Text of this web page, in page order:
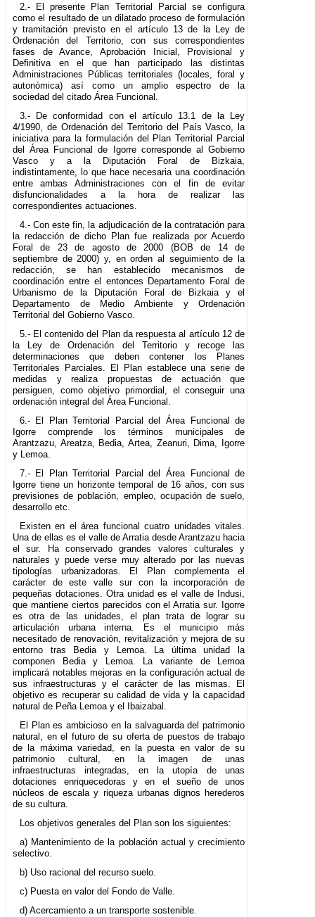
2.- El presente Plan Territorial Parcial se configura
como el resultado de un dilatado proceso de formulación
y tramitación previsto en el artículo 13 de la Ley de
Ordenación del Territorio, con sus correspondientes
fases de Avance, Aprobación Inicial, Provisional y
Definitiva en el que han participado las distintas
Administraciones Públicas territoriales (locales, foral y
autonómica) así como un amplio espectro de la
sociedad del citado Área Funcional.
3.- De conformidad con el artículo 13.1 de la Ley
4/1990, de Ordenación del Territorio del País Vasco, la
iniciativa para la formulación del Plan Territorial Parcial
del Área Funcional de Igorre corresponde al Gobierno
Vasco y a la Diputación Foral de Bizkaia,
indistintamente, lo que hace necesaria una coordinación
entre ambas Administraciones con el fin de evitar
disfuncionalidades a la hora de realizar las
correspondientes actuaciones.
4.- Con este fin, la adjudicación de la contratación para
la redacción de dicho Plan fue realizada por Acuerdo
Foral de 23 de agosto de 2000 (BOB de 14 de
septiembre de 2000) y, en orden al seguimiento de la
redacción, se han establecido mecanismos de
coordinación entre el entonces Departamento Foral de
Urbanismo de la Diputación Foral de Bizkaia y el
Departamento de Medio Ambiente y Ordenación
Territorial del Gobierno Vasco.
5.- El contenido del Plan da respuesta al artículo 12 de
la Ley de Ordenación del Territorio y recoge las
determinaciones que deben contener los Planes
Territoriales Parciales. El Plan establece una serie de
medidas y realiza propuestas de actuación que
persiguen, como objetivo primordial, el conseguir una
ordenación integral del Área Funcional.
6.- El Plan Territorial Parcial del Área Funcional de
Igorre comprende los términos municipales de
Arantzazu, Areatza, Bedia, Artea, Zeanuri, Dima, Igorre
y Lemoa.
7.- El Plan Territorial Parcial del Área Funcional de
Igorre tiene un horizonte temporal de 16 años, con sus
previsiones de población, empleo, ocupación de suelo,
desarrollo etc.
Existen en el área funcional cuatro unidades vitales.
Una de ellas es el valle de Arratia desde Arantzazu hacia
el sur. Ha conservado grandes valores culturales y
naturales y puede verse muy alterado por las nuevas
tipologías urbanizadoras. El Plan complementa el
carácter de este valle sur con la incorporación de
pequeñas dotaciones. Otra unidad es el valle de Indusi,
que mantiene ciertos parecidos con el Arratia sur. Igorre
es otra de las unidades, el plan trata de lograr su
articulación urbana interna. Es el municipio más
necesitado de renovación, revitalización y mejora de su
entorno tras Bedia y Lemoa. La última unidad la
componen Bedia y Lemoa. La variante de Lemoa
implicará notables mejoras en la configuración actual de
sus infraestructuras y el carácter de las mismas. El
objetivo es recuperar su calidad de vida y la capacidad
natural de Peña Lemoa y el Ibaizabal.
El Plan es ambicioso en la salvaguarda del patrimonio
natural, en el futuro de su oferta de puestos de trabajo
de la máxima variedad, en la puesta en valor de su
patrimonio cultural, en la imagen de unas
infraestructuras integradas, en la utopía de unas
dotaciones enriquecedoras y en el sueño de unos
núcleos de escala y riqueza urbanas dignos herederos
de su cultura.
Los objetivos generales del Plan son los siguientes:
a) Mantenimiento de la población actual y crecimiento
selectivo.
b) Uso racional del recurso suelo.
c) Puesta en valor del Fondo de Valle.
d) Acercamiento a un transporte sostenible.